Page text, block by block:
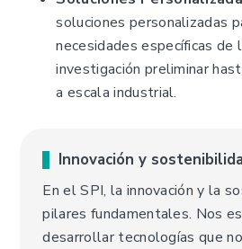
soluciones personalizadas
necesidades específicas de
investigación preliminar
a escala industrial.
Innovación y
En el SPI, la innovación y la
pilares fundamentales. Nos
desarrollar tecnologías que